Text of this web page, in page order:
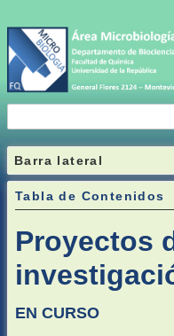
Barra lateral
Tabla de Contenidos
Proyectos
EN CURSO